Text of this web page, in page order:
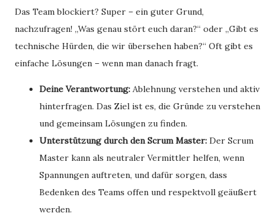
Das Team blockiert? Super – ein guter Grund,
nachzufragen! „Was genau stört euch daran?“ oder „Gibt es
technische Hürden, die wir übersehen haben?“ Oft gibt es
einfache Lösungen – wenn man danach fragt.
Deine Verantwortung: Ablehnung verstehen und aktiv
hinterfragen. Das Ziel ist es, die Gründe zu verstehen
und gemeinsam Lösungen zu finden.
Unterstützung durch den Scrum Master: Der Scrum
Master kann als neutraler Vermittler helfen, wenn
Spannungen auftreten, und dafür sorgen, dass
Bedenken des Teams offen und respektvoll geäußert
werden.